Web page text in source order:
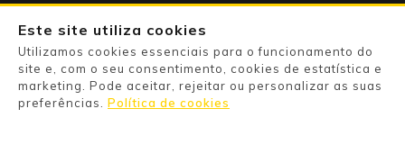
Apoyo Al Cliente
Su Cuenta 
Powered By
Este site utiliza cookies
Utilizamos cookies essenciais para o funcionamento do
site e, com o seu consentimento, cookies de estatística e
marketing. Pode aceitar, rejeitar ou personalizar as suas
preferências. Política de cookies